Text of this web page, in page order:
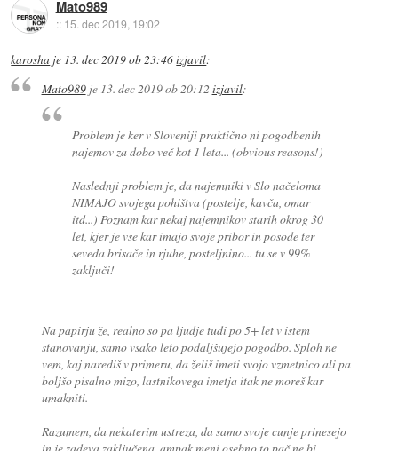
Mato989
:: 15. dec 2019, 19:02
karosha je 13. dec 2019 ob 23:46izjavil:
Mato989je 13. dec 2019 ob 20:12 izjavil:
Problem je ker v Sloveniji praktično ni pogodbenih
najemov za dobo več kot 1 leta... (obvious reasons!)
Naslednji problem je, da najemniki v Slo načeloma
NIMAJO svojega pohištva (postelje, kavča, omar
itd...) Poznam kar nekaj najemnikov starih okrog 30
let, kjer je vse kar imajo svoje pribor in posode ter
seveda brisače in rjuhe, posteljnino... tu se v 99%
zaključi!
Na papirju že, realno so pa ljudje tudi po 5+ let v istem
stanovanju, samo vsako leto podaljšujejo pogodbo. Sploh ne
vem, kaj narediš v primeru, da želiš imeti svojo vzmetnico ali pa
boljšo pisalno mizo, lastnikovega imetja itak ne moreš kar
umakniti.
Razumem, da nekaterim ustreza, da samo svoje cunje prinesejo